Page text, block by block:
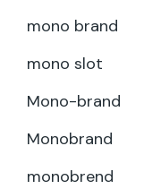
mono brand
mono slot
Mono-brand
Monobrand
monobrend